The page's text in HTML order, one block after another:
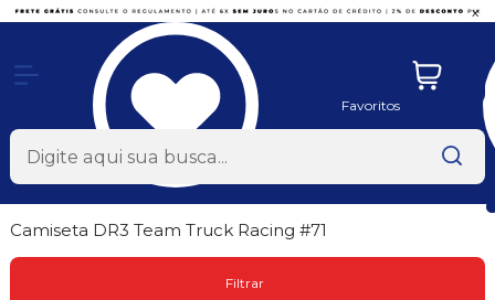
x
Favoritos
Camiseta DR3 Team Truck Racing #71
Filtrar